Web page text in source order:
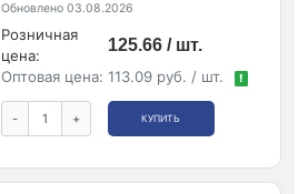
Обновлено 03.08.2026
Розничная
цена:
125.66 / шт.
Оптовая цена: 113.09 руб. / шт. !
- + КУПИТЬ